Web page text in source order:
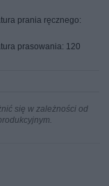
prania ręcznego:
prasowania: 120
się w zależności od